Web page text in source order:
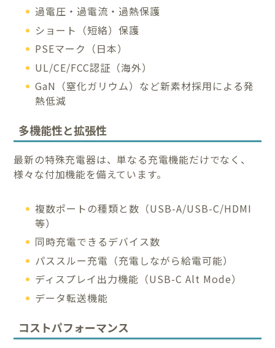
過電圧・過電流・過熱保護
ショート（短絡）保護
PSEマーク（日本）
UL/CE/FCC認証（海外）
GaN（窒化ガリウム）など新素材採用による発
熱低減
多機能性と拡張性
最新の特殊充電器は、単なる充電機能だけでなく、
様々な付加機能を備えています。
複数ポートの種類と数（USB-A/USB-C/HDMI
等）
同時充電できるデバイス数
パススルー充電（充電しながら給電可能）
ディスプレイ出力機能（USB-C Alt Mode）
データ転送機能
コストパフォーマンス